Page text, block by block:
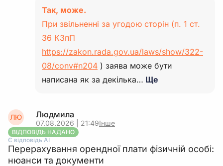
Так, може.
При звільненні за угодою сторін (п. 1 ст.
36 КЗпП
https://zakon.rada.gov.ua/laws/show/322-
08/conv#n204 ) заява може бути
написана як за декілька… Ще
ЛЮ Людмила
07.08.2026 | 21:49Інше
ВІДПОВІДЬ НАДАНО
Є відповідь АІ
Перерахування орендної плати фізичній особі:
нюанси та документи